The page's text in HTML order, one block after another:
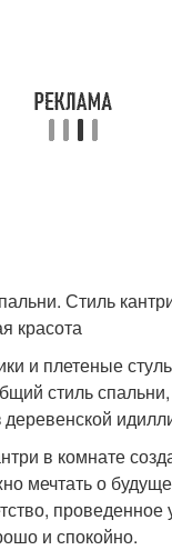
и плетеные
стиль
в комнате
мечтать о
проведенное
и спокойно.